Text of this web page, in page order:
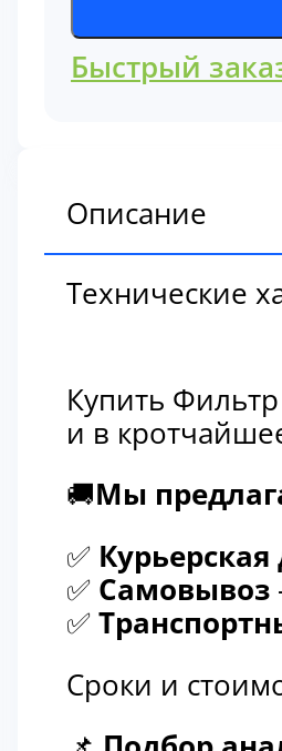
воздушный
Komatsu
848101190
Быстрый
Описание
Технические
Купить
и в
🚚Мы
✅ Курьерская
✅ Самовывоз
✅
Сроки и